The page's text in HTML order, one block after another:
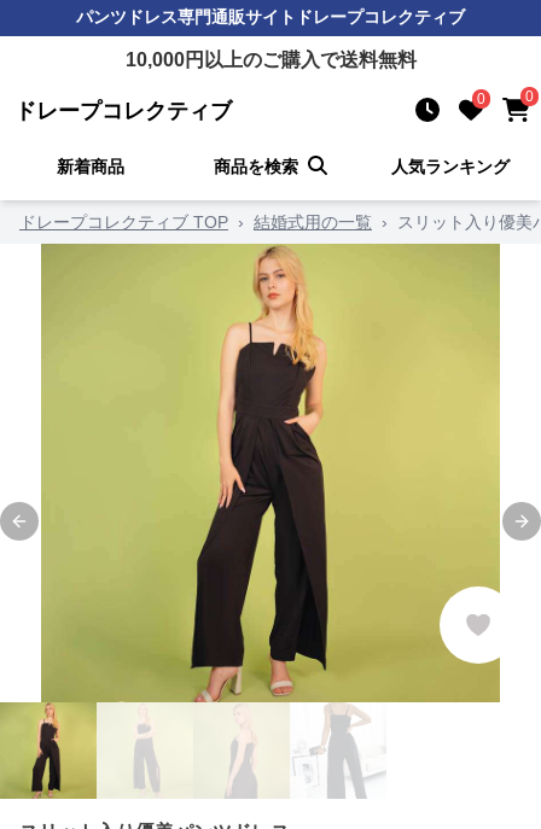
パンツドレス専門通販サイト ドレープコレクティブ
10,000円以上のご購入で送料無料
ドレープコレクティブ 0 0
新着商品 商品を検索 人気ランキング
ドレープコレクティブ TOP › 結婚式用の一覧 › スリット入り優美
Previous slide